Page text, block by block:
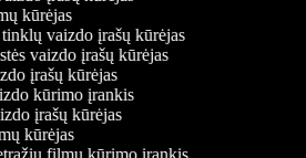
kūrėjas
tinklų vaizdo įrašų kūrėjas
vaizdo įrašų kūrėjas
įrašų kūrėjas
kūrimo įrankis
įrašų kūrėjas
kūrėjas